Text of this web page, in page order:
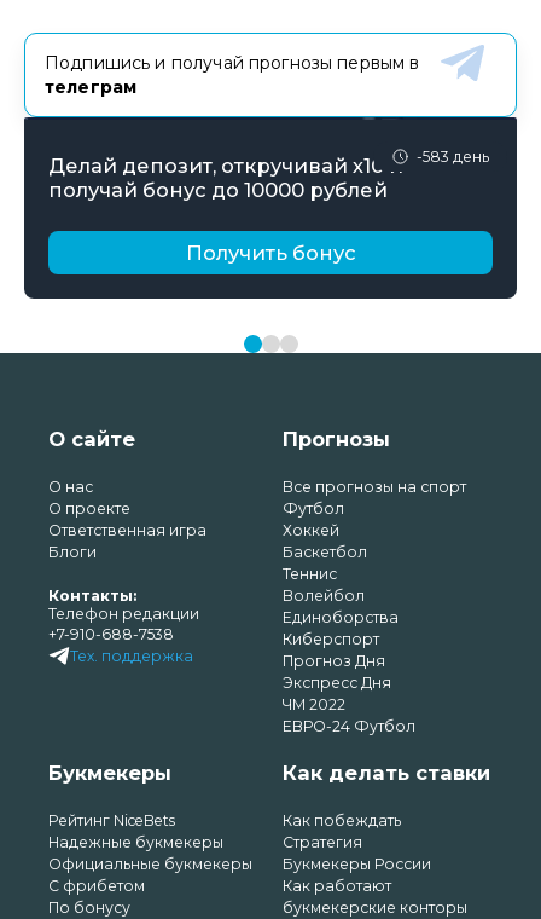
Подпишись и получай прогнозы первым в
телеграм
-583 день
Делай депозит, откручивай х10 и
получай бонус до 10000 рублей
Получить бонус
О сайте
О нас
О проекте
Ответственная игра
Блоги
Контакты:
Телефон редакции
+7-910-688-7538
Тех. поддержка
Прогнозы
Все прогнозы на спорт
Футбол
Хоккей
Баскетбол
Теннис
Волейбол
Единоборства
Киберспорт
Прогноз Дня
Экспресс Дня
ЧМ 2022
ЕВРО-24 Футбол
Букмекеры
Рейтинг NiceBets
Надежные букмекеры
Официальные букмекеры
С фрибетом
По бонусу
Как делать ставки
Как побеждать
Стратегия
Букмекеры России
Как работают
букмекерские конторы